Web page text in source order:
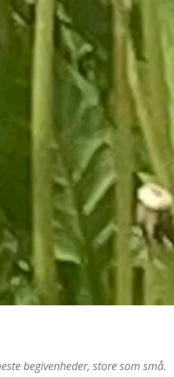
begivenheder, store som små.